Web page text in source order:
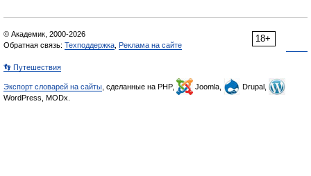
18+
© Академик, 2000-2026
Обратная связь: Техподдержка Реклама на сайте
👣 Путешествия
Экспорт словарей на сайты , сделанные на PHP, Joomla,
Drupal,
WordPress, MODx.